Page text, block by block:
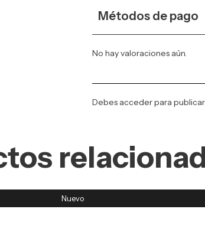
Métodos de pago
No hay valoraciones aún.
Debes accederpara publicar
Nuevo